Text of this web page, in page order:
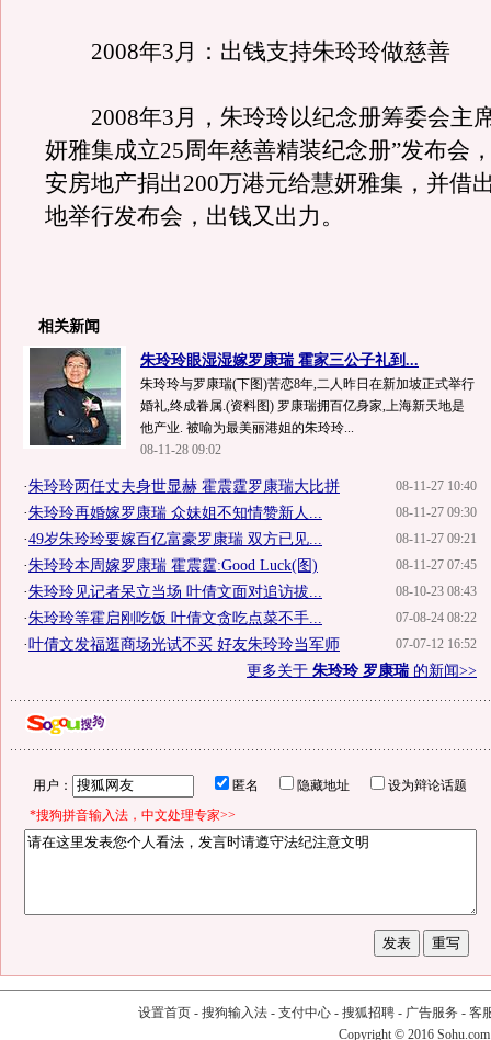
2008年3月：出钱支持朱玲玲做慈善
2008年3月，朱玲玲以纪念册筹委会主
妍雅集成立25周年慈善精装纪念册”发布会
安房地产捐出200万港元给慧妍雅集，并借
地举行发布会，出钱又出力。
相关新闻
朱玲玲眼湿湿嫁罗康瑞 霍家三公子礼到...
朱玲玲与罗康瑞(下图)苦恋8年,二人昨日在新加坡正式举行
婚礼,终成眷属.(资料图) 罗康瑞拥百亿身家,上海新天地是
他产业. 被喻为最美丽港姐的朱玲玲...
08-11-28 09:02
08-11-27 10:40
·朱玲玲两任丈夫身世显赫 霍震霆罗康瑞大比拼
08-11-27 09:30
·朱玲玲再婚嫁罗康瑞 众妹姐不知情赞新人...
08-11-27 09:21
·49岁朱玲玲要嫁百亿富豪罗康瑞 双方已见...
08-11-27 07:45
·朱玲玲本周嫁罗康瑞 霍震霆:Good Luck(图)
08-10-23 08:43
·朱玲玲见记者呆立当场 叶倩文面对追访拔...
07-08-24 08:22
·朱玲玲等霍启刚吃饭 叶倩文贪吃点菜不手...
07-07-12 16:52
·叶倩文发福逛商场光试不买 好友朱玲玲当军师
更多关于 朱玲玲 罗康瑞的新闻>>
用户： 匿名 隐藏地址
设为辩论话题
*搜狗拼音输入法，中文处理专家>>
设置首页- 搜狗输入法- 支付中心- 搜狐招聘- 广告服务 - 客
Copyright © 2016